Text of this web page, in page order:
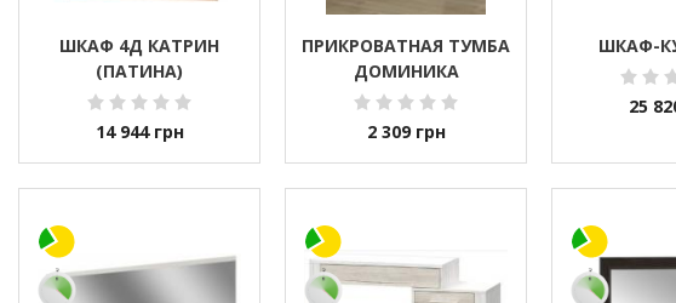
ШКАФ 4Д КАТРИН
(ПАТИНА)
14 944 грн
ПРИКРОВАТНАЯ ТУМБА
ДОМИНИКА
2 309 грн
ШКАФ-
25